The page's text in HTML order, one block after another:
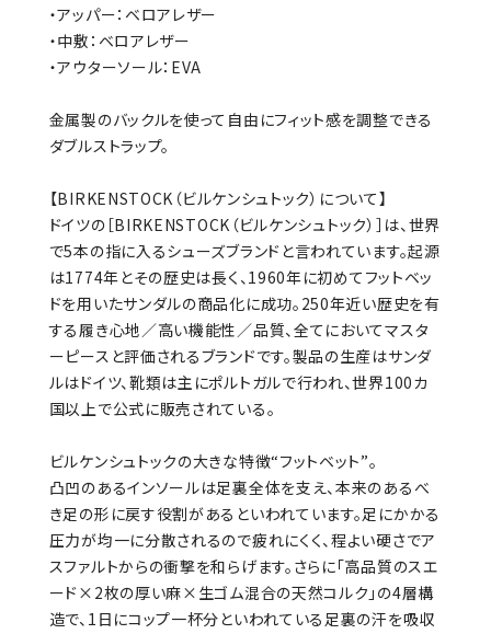
・アッパー：ベロアレザー
・中敷：ベロアレザー
・アウターソール：EVA
金属製のバックルを使って自由にフィット感を調整できる
ダブルストラップ。
【BIRKENSTOCK（ビルケンシュトック）について】
ドイツの［BIRKENSTOCK（ビルケンシュトック）］は、世界
で5本の指に入るシューズブランドと言われています。起源
は1774年とその歴史は長く、1960年に初めてフットベッ
ドを用いたサンダルの商品化に成功。250年近い歴史を有
する履き心地／高い機能性／品質、全てにおいてマスタ
ーピースと評価されるブランドです。製品の生産はサンダ
ルはドイツ、靴類は主にポルトガルで行われ、世界100カ
国以上で公式に販売されている。
ビルケンシュトックの大きな特徴“フットベット”。
凸凹のあるインソールは足裏全体を支え、本来のあるべ
き足の形に戻す役割があるといわれています。足にかかる
圧力が均一に分散されるので疲れにくく、程よい硬さでア
スファルトからの衝撃を和らげます。さらに「高品質のスエ
ード×2枚の厚い麻×生ゴム混合の天然コルク」の4層構
造で、1日にコップ一杯分といわれている足裏の汗を吸収